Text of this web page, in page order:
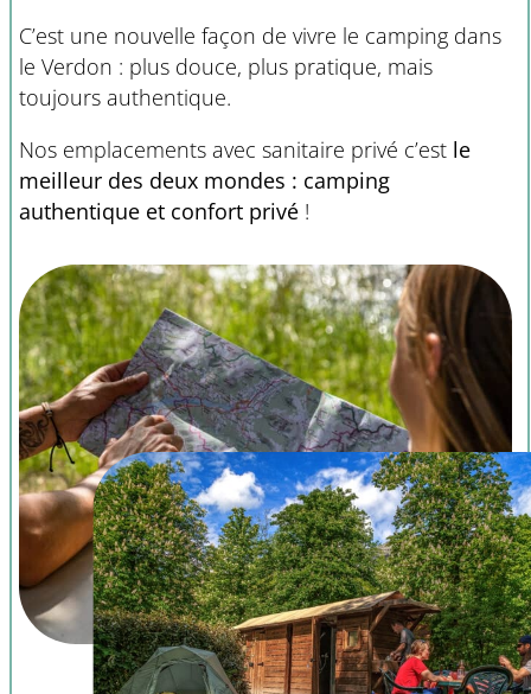
C’est une nouvelle façon de vivre le camping dans
le Verdon : plus douce, plus pratique, mais
toujours authentique.
Nos emplacements avec sanitaire privé c’est le
meilleur des deux mondes : camping
authentique et confort privé !